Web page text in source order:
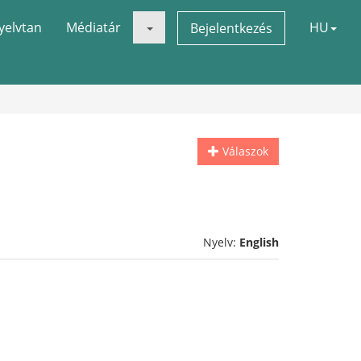
Médiatár Bejelentkezés HU
Válaszok
Nyelv: English